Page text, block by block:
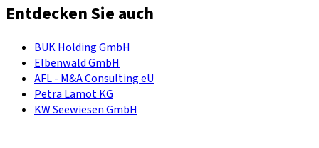
Entdecken Sie auch
BUK Holding GmbH
Elbenwald GmbH
AFL - M&A Consulting eU
Petra Lamot KG
KW Seewiesen GmbH